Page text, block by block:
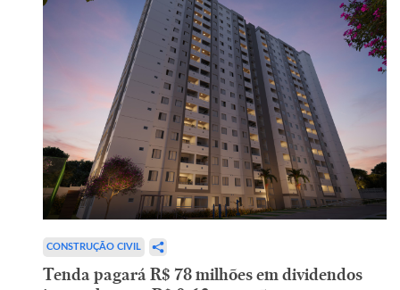
CONSTRUÇÃO CIVIL
Tenda pagará R$ 78 milhões em dividendos